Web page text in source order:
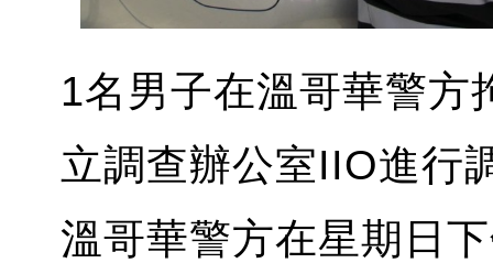
1名男子在溫哥華警方
立調查辦公室IIO進行
溫哥華警方在星期日